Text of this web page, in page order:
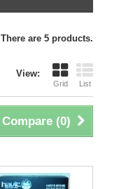
There are 5 products.
View:
Grid List
Compare (0)